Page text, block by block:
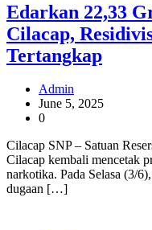
Edarkan 22,33
Cilacap,
Tertangkap
Admin
June 5, 2025
0
Cilacap SNP – Satuan
Cilacap kembali mencetak
narkotika. Pada Selasa (3/
dugaan […]